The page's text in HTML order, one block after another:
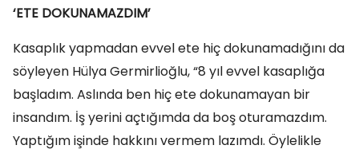
‘ETE DOKUNAMAZDIM’
Kasaplık yapmadan evvel ete hiç dokunamadığını da
söyleyen Hülya Germirlioğlu, “8 yıl evvel kasaplığa
başladım. Aslında ben hiç ete dokunamayan bir
insandım. İş yerini açtığımda da boş oturamazdım.
Yaptığım işinde hakkını vermem lazımdı. Öylelikle